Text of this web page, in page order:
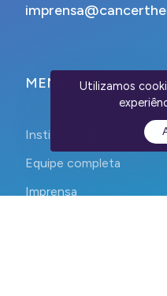
MENU
Institucional
Equipe completa
Imprensa
Utilizamos